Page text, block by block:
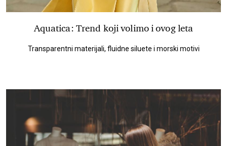
Aquatica: Trend koji volimo i ovog leta
Transparentni materijali, fluidne siluete i morski motivi